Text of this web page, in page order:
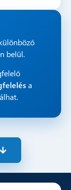
belül.
a